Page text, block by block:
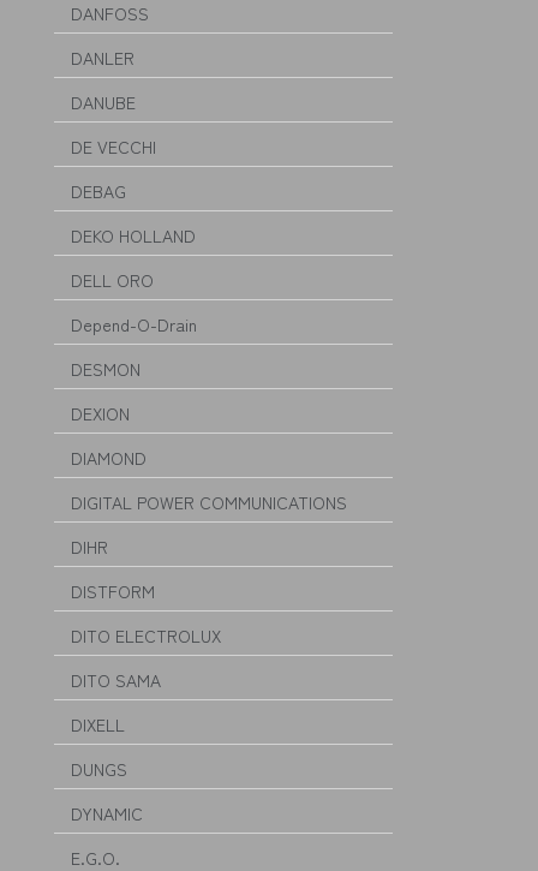
DANFOSS
DANLER
DANUBE
DE VECCHI
DEBAG
DEKO HOLLAND
DELL ORO
Depend-O-Drain
DESMON
DEXION
DIAMOND
DIGITAL POWER COMMUNICATIONS
DIHR
DISTFORM
DITO ELECTROLUX
DITO SAMA
DIXELL
DUNGS
DYNAMIC
E.G.O.